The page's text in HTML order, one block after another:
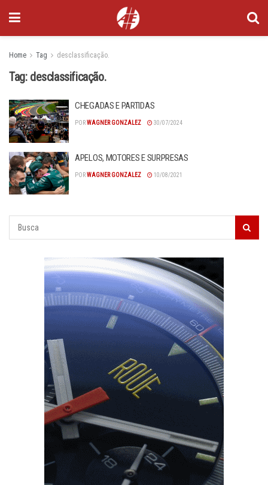
Home Tag desclassificação.
Tag: desclassificação.
CHEGADAS E PARTIDAS
PORWAGNER GONZALEZ 30/07/2024
APELOS, MOTORES E SURPRESAS
PORWAGNER GONZALEZ 10/08/2021